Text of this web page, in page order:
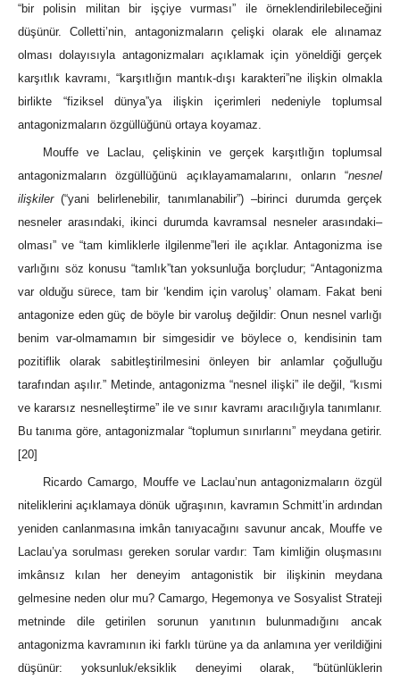
“bir polisin militan bir işçiye vurması” ile örneklendirilebileceğini
düşünür. Colletti’nin, antagonizmaların çelişki olarak ele alınamaz
olması dolayısıyla antagonizmaları açıklamak için yöneldiği gerçek
karşıtlık kavramı, “karşıtlığın mantık-dışı karakteri”ne ilişkin olmakla
birlikte “fiziksel dünya”ya ilişkin içerimleri nedeniyle toplumsal
antagonizmaların özgüllüğünü ortaya koyamaz.
Mouffe ve Laclau, çelişkinin ve gerçek karşıtlığın toplumsal
antagonizmaların özgüllüğünü açıklayamamalarını, onların “nesnel
ilişkiler(“yani belirlenebilir, tanımlanabilir”) –birinci durumda gerçek
nesneler arasındaki, ikinci durumda kavramsal nesneler arasındaki–
olması” ve “tam kimliklerle ilgilenme”leri ile açıklar. Antagonizma ise
varlığını söz konusu “tamlık”tan yoksunluğa borçludur; “Antagonizma
var olduğu sürece, tam bir ‘kendim için varoluş’ olamam. Fakat beni
antagonize eden güç de böyle bir varoluş değildir: Onun nesnel varlığı
benim var-olmamamın bir simgesidir ve böylece o, kendisinin tam
pozitiflik olarak sabitleştirilmesini önleyen bir anlamlar çoğulluğu
tarafından aşılır.” Metinde, antagonizma “nesnel ilişki” ile değil, “kısmi
ve kararsız nesnelleştirme” ile ve sınır kavramı aracılığıyla tanımlanır.
Bu tanıma göre, antagonizmalar “toplumun sınırlarını” meydana getirir.
[20]
Ricardo Camargo, Mouffe ve Laclau’nun antagonizmaların özgül
niteliklerini açıklamaya dönük uğraşının, kavramın Schmitt’in ardından
yeniden canlanmasına imkân tanıyacağını savunur ancak, Mouffe ve
Laclau’ya sorulması gereken sorular vardır: Tam kimliğin oluşmasını
imkânsız kılan her deneyim antagonistik bir ilişkinin meydana
gelmesine neden olur mu? Camargo, Hegemonya ve Sosyalist Strateji
metninde dile getirilen sorunun yanıtının bulunmadığını ancak
antagonizma kavramının iki farklı türüne ya da anlamına yer verildiğini
düşünür: yoksunluk/eksiklik deneyimi olarak, “bütünlüklerin